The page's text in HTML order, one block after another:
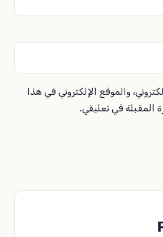
والموقع الإلكتروني في هذا
المقبلة في تعليقي.